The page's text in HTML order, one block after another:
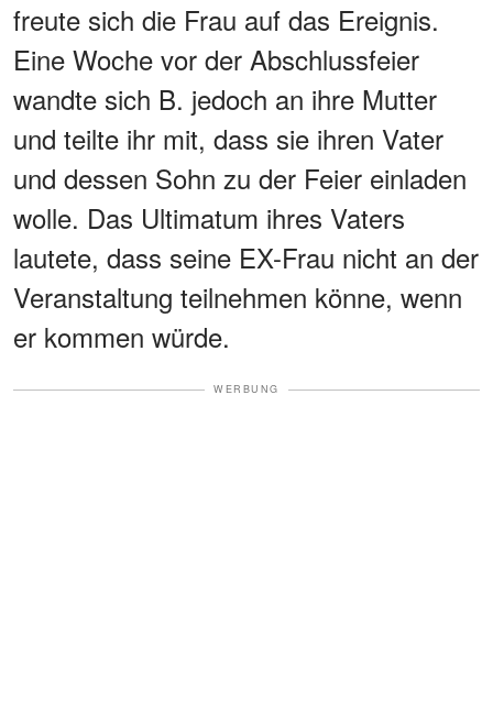
freute sich die Frau auf das Ereignis.
Eine Woche vor der Abschlussfeier
wandte sich B. jedoch an ihre Mutter
und teilte ihr mit, dass sie ihren Vater
und dessen Sohn zu der Feier einladen
wolle. Das Ultimatum ihres Vaters
lautete, dass seine EX-Frau nicht an der
Veranstaltung teilnehmen könne, wenn
er kommen würde.
WERBUNG